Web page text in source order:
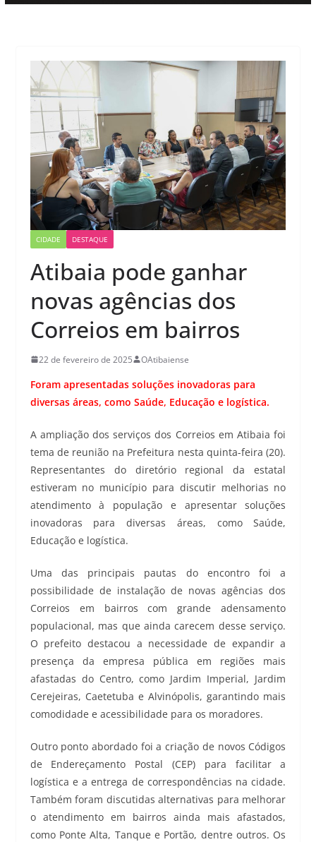
CIDADE DESTAQUE
Atibaia pode ganhar
novas agências dos
Correios em bairros
22 de fevereiro de 2025 OAtibaiense
Foram apresentadas soluções inovadoras para
diversas áreas, como Saúde, Educação e logística.
A ampliação dos serviços dos Correios em Atibaia foi
tema de reunião na Prefeitura nesta quinta-feira (20).
Representantes do diretório regional da estatal
estiveram no município para discutir melhorias no
atendimento à população e apresentar soluções
inovadoras para diversas áreas, como Saúde,
Educação e logística.
Uma das principais pautas do encontro foi a
possibilidade de instalação de novas agências dos
Correios em bairros com grande adensamento
populacional, mas que ainda carecem desse serviço.
O prefeito destacou a necessidade de expandir a
presença da empresa pública em regiões mais
afastadas do Centro, como Jardim Imperial, Jardim
Cerejeiras, Caetetuba e Alvinópolis, garantindo mais
comodidade e acessibilidade para os moradores.
Outro ponto abordado foi a criação de novos Códigos
de Endereçamento Postal (CEP) para facilitar a
logística e a entrega de correspondências na cidade.
Também foram discutidas alternativas para melhorar
o atendimento em bairros ainda mais afastados,
como Ponte Alta, Tanque e Portão, dentre outros. Os